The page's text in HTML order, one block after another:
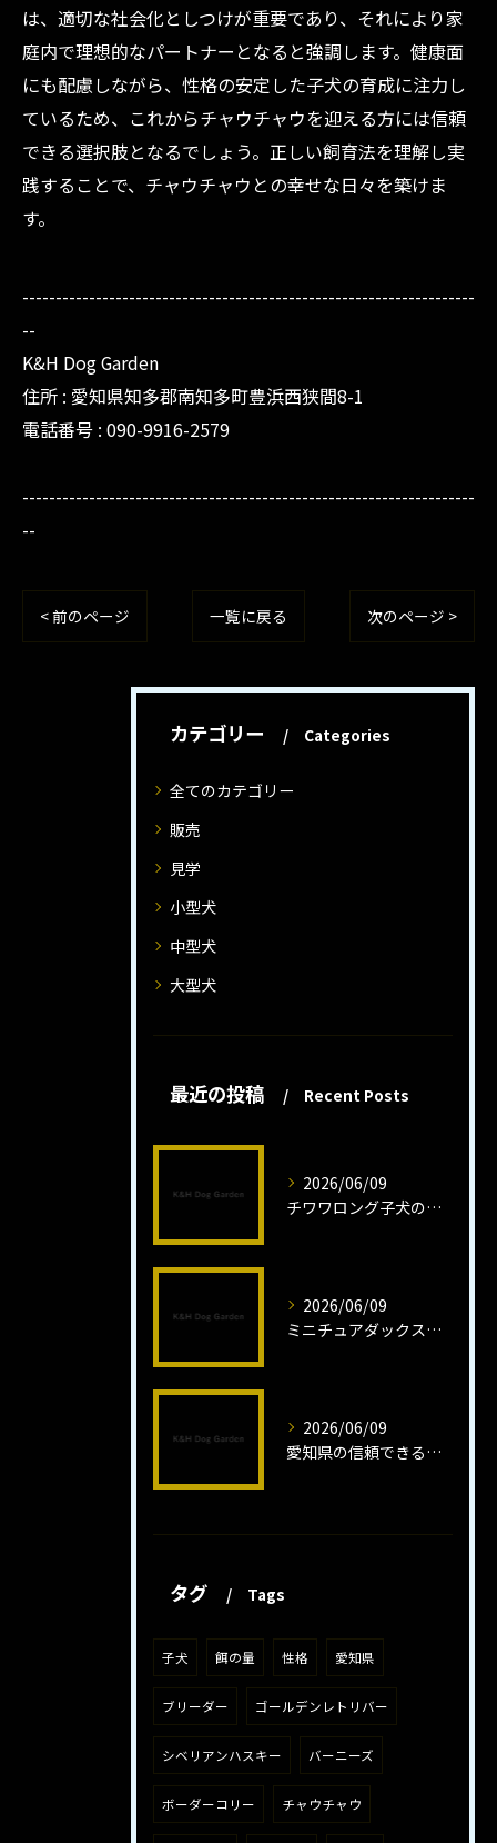
は、適切な社会化としつけが重要であり、それにより家
庭内で理想的なパートナーとなると強調します。健康面
にも配慮しながら、性格の安定した子犬の育成に注力し
ているため、これからチャウチャウを迎える方には信頼
できる選択肢となるでしょう。正しい飼育法を理解し実
践することで、チャウチャウとの幸せな日々を築けま
す。
--------------------------------------------------------------------
--
K&H Dog Garden
住所 : 愛知県知多郡南知多町豊浜西狭間8-1
電話番号 : 090-9916-2579
--------------------------------------------------------------------
--
< 前のページ 一覧に戻る 次のページ >
カテゴリー Categories
全てのカテゴリー
販売
見学
小型犬
中型犬
大型犬
最近の投稿 Recent Posts
2026/06/09
チワワロング子犬の健康管理法とは
2026/06/09
ミニチュアダックスフンドロング子犬の魅力と育成法
2026/06/09
愛知県の信頼できるミニチュアピンシャーブリーダーの魅力
タグ Tags
子犬 餌の量 性格 愛知県
ブリーダー ゴールデンレトリバー
シベリアンハスキー バーニーズ
ボーダーコリー チャウチャウ